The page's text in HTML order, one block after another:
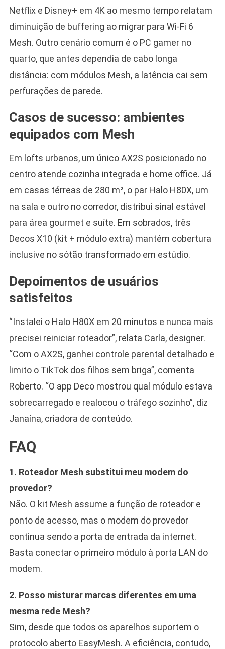
Netflix e Disney+ em 4K ao mesmo tempo relatam
diminuição de buffering ao migrar para Wi-Fi 6
Mesh. Outro cenário comum é o PC gamer no
quarto, que antes dependia de cabo longa
distância: com módulos Mesh, a latência cai sem
perfurações de parede.
Casos de sucesso: ambientes
equipados com Mesh
Em lofts urbanos, um único AX2S posicionado no
centro atende cozinha integrada e home office. Já
em casas térreas de 280 m², o par Halo H80X, um
na sala e outro no corredor, distribui sinal estável
para área gourmet e suíte. Em sobrados, três
Decos X10 (kit + módulo extra) mantém cobertura
inclusive no sótão transformado em estúdio.
Depoimentos de usuários
satisfeitos
“Instalei o Halo H80X em 20 minutos e nunca mais
precisei reiniciar roteador”, relata Carla, designer.
“Com o AX2S, ganhei controle parental detalhado e
limito o TikTok dos filhos sem briga”, comenta
Roberto. “O app Deco mostrou qual módulo estava
sobrecarregado e realocou o tráfego sozinho”, diz
Janaína, criadora de conteúdo.
FAQ
1. Roteador Mesh substitui meu modem do
provedor?
Não. O kit Mesh assume a função de roteador e
ponto de acesso, mas o modem do provedor
continua sendo a porta de entrada da internet.
Basta conectar o primeiro módulo à porta LAN do
modem.
2. Posso misturar marcas diferentes em uma
mesma rede Mesh?
Sim, desde que todos os aparelhos suportem o
protocolo aberto EasyMesh. A eficiência, contudo,